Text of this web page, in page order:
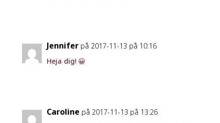
Jennifer på 2017-11-13 på 10:16
Heja dig! 😀
Caroline på 2017-11-13 på 13:26